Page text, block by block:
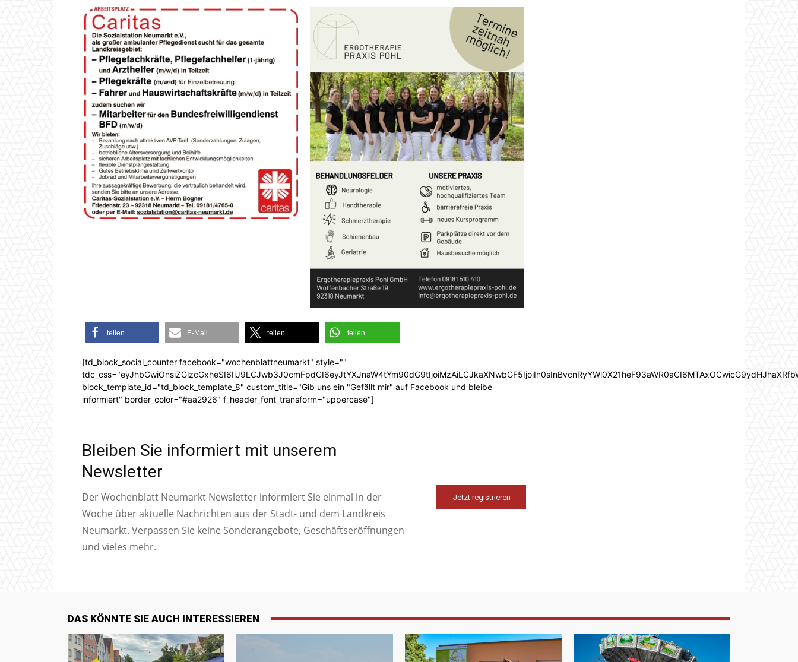
teilen E-Mail teilen teilen
[td_block_social_counter facebook="wochenblattneumarkt" style=""
block_template_id="td_block_template_8" custom_title="Gib uns ein "Gefällt mir" auf Facebook und bleibe
informiert" border_color="#aa2926" f_header_font_transform="uppercase"]
Bleiben Sie informiert mit unserem
Newsletter
Der Wochenblatt Neumarkt Newsletter informiert Sie einmal in der
Woche über aktuelle Nachrichten aus der Stadt- und dem Landkreis
Neumarkt. Verpassen Sie keine Sonderangebote, Geschäftseröffnungen
und vieles mehr.
Jetzt registrieren
DAS KÖNNTE SIE AUCH INTERESSIEREN